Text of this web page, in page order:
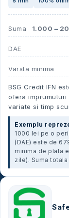
Suma 1.000 –
DAE
Varsta minima
BSG Credit IFN
ofera
variate si timp
Exemplu
1000 lei pe o
(DAE) este de
minima de plata
zile). Suma